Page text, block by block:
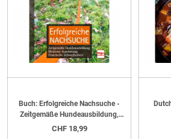
Buch: Erfolgreiche Nachsuche -
Zeitgemäße Hundeausbildung,
moderne Ausrüstung, praktische
CHF18,99